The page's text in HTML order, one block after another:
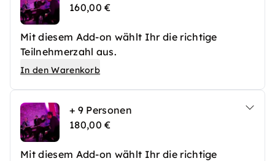
160,00 €
Mit diesem Add-on wählt Ihr die richtige
Teilnehmerzahl aus.
In den Warenkorb
+ 9 Personen
180,00 €
Mit diesem Add-on wählt Ihr die richtige